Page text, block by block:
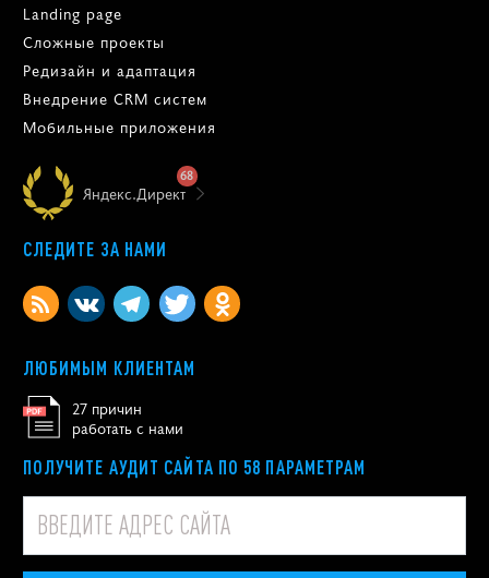
Landing page
Сложные проекты
Редизайн и адаптация
Внедрение CRM систем
Мобильные приложения
Яндекс.Директ
68
СЛЕДИТЕ ЗА НАМИ
ЛЮБИМЫМ КЛИЕНТАМ
27 причин
работать с нами
ПОЛУЧИТЕ АУДИТ САЙТА ПО 58 ПАРАМЕТРАМ